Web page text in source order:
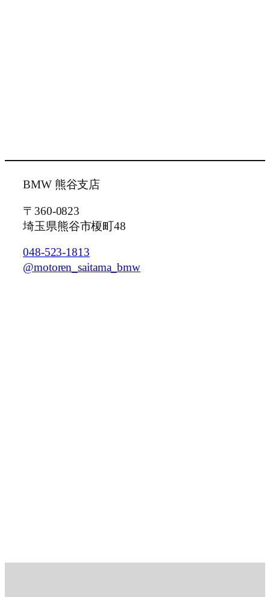
BMW 熊谷支店
〒360-0823
埼玉県熊谷市榎町48
048-523-1813
@motoren_saitama_bmw